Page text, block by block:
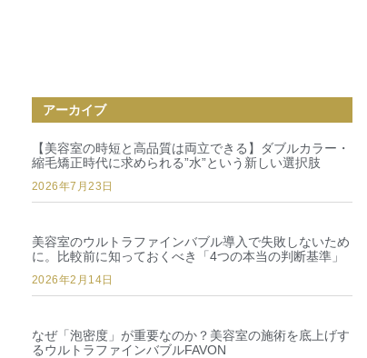
アーカイブ
【美容室の時短と高品質は両立できる】ダブルカラー・
縮毛矯正時代に求められる”水”という新しい選択肢
2026年7月23日
美容室のウルトラファインバブル導入で失敗しないため
に。比較前に知っておくべき「4つの本当の判断基準」
2026年2月14日
なぜ「泡密度」が重要なのか？美容室の施術を底上げす
るウルトラファインバブルFAVON